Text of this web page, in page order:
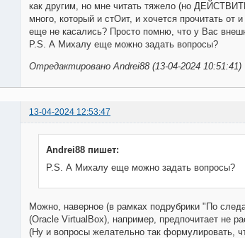
как другим, но мне читать тяжело (но
много, который и стОит, и хочется прочитать
еще не касались? Просто помню, что у Вас
P.S. А Михалу еще можно задать вопросы?
Отредактировано Andrei88 (13-04-2024 10:51:41)
13-04-2024 12:53:47
Andrei88 пишет:
P.S. А Михалу еще можно задать вопросы?
Можно, наверное (в рамках подрубрики "По
(Oracle VirtualBox), например, предпочитает не
(Ну и вопросы желательно так формулировать,